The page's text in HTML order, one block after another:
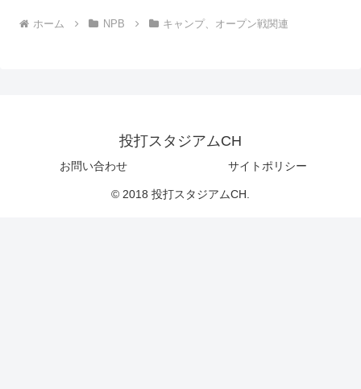
ホーム NPB キャンプ、オープン戦関連
投打スタジアムCH
お問い合わせ サイトポリシー
© 2018 投打スタジアムCH.